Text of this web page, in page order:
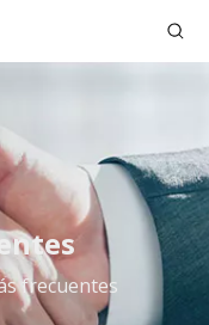
frecuentes